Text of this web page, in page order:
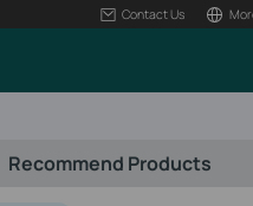
Contact Us
Recommend Products